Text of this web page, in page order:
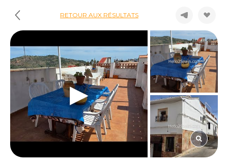
RETOUR AUX RÉSULTATS